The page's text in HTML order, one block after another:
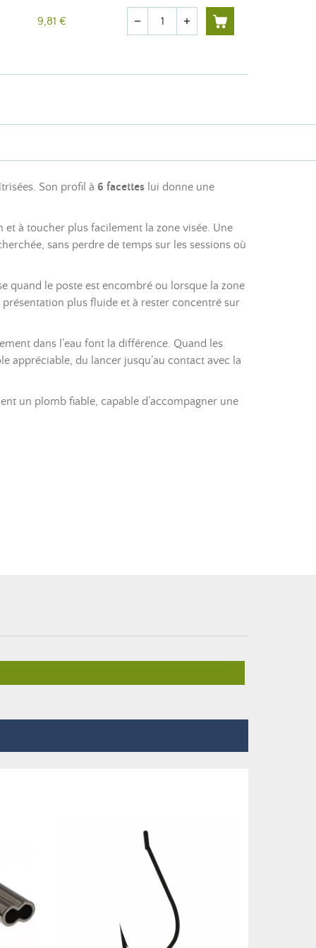
9,81 € Quantité
remove add
Son profil à 6 facettes lui donne une
et à toucher plus facilement la zone visée. Une
sans perdre de temps sur les sessions où
quand le poste est encombré ou lorsque la zone
plus fluide et à rester concentré sur
dans l’eau font la différence. Quand les
appréciable, du lancer jusqu’au contact avec la
un plomb fiable, capable d’accompagner une